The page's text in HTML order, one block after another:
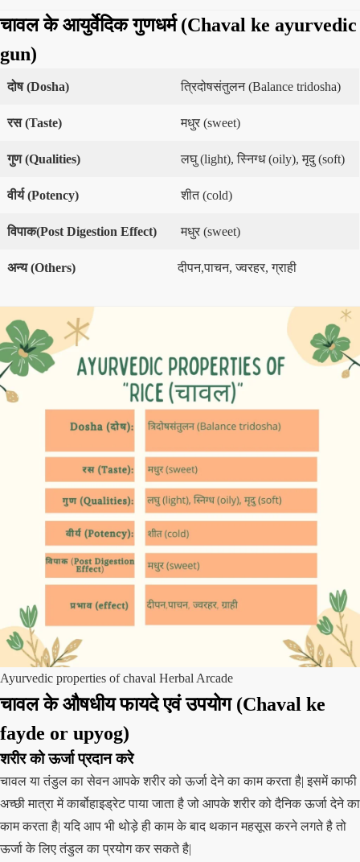
चावल के आयुर्वेदिक गुणधर्म (Chaval ke ayurvedic
gun)
दोष(Dosha) त्रिदोषसंतुलन (Balance tridosha)
रस(Taste) मधुर (sweet)
गुण(Qualities) लघु (light), स्निग्ध (oily), मृदु (soft)
वीर्य(Potency) शीत (cold)
विपाक(Post Digestion Effect) मधुर (sweet)
अन्य(Others) दीपन,पाचन, ज्वरहर, ग्राही
Ayurvedic properties of chaval Herbal Arcade
चावल के औषधीय फायदे एवं उपयोग(Chaval ke
fayde or upyog)
शरीर को ऊर्जा प्रदान करे
चावल या तंडुल का सेवन आपके शरीर को ऊर्जा देने का काम करता है| इसमें काफी
अच्छी मात्रा में कार्बोहाइड्रेट पाया जाता है जो आपके शरीर को दैनिक ऊर्जा देने का
काम करता है| यदि आप भी थोड़े ही काम के बाद थकान महसूस करने लगते है तो
ऊर्जा के लिए तंडुल का प्रयोग कर सकते है|